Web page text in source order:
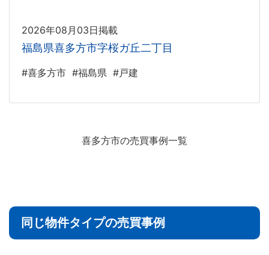
2026年08月03日掲載
福島県喜多方市字桜ガ丘二丁目
#喜多方市 #福島県 #戸建
喜多方市の売買事例一覧
同じ物件タイプの売買事例